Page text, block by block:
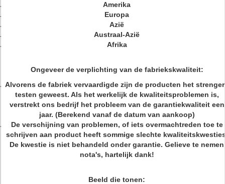
Amerika
Europa
Azië
Austraal-Azië
Afrika
Ongeveer de verplichting van de fabriekskwaliteit:
Alvorens de fabriek vervaardigde zijn de producten het
testen geweest. Als het werkelijk de kwaliteitsproblemen is,
verstrekt ons bedrijf het probleem van de garantiekwaliteit een
jaar. (Berekend vanaf de datum van aankoop)
De verschijning van problemen, of iets overmachtreden toe te
schrijven aan product heeft sommige slechte
De kwestie is niet behandeld onder garantie. Gelieve te nemen
nota's, hartelijk dank!
Beeld die tonen: